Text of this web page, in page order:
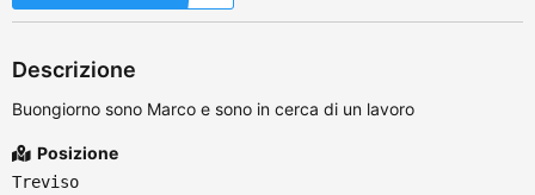
Descrizione
Buongiorno sono Marco e sono in cerca di un lavoro
Posizione
Treviso